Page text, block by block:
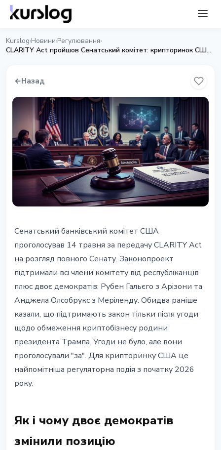
Kurslog›Новини›Регулювання›
CLARITY Act пройшов Сенатський комітет: крипторинок США чекає на легалізацію
←Назад
CLARITY Act пройшов
Сенатський комітет: крипторинок
США чекає на легалізацію
15 травня 2026 р.3 хв читання
Наталія Дорофєєва
Сенатський банківський комітет США
проголосував 14 травня за передачу CLARITY Act
на розгляд повного Сенату. Законопроект
підтримали всі члени комітету від республіканців
плюс двоє демократів: Рубен Гальєго з Арізони та
Анджела Олсобрукс з Меріленду. Обидва раніше
казали, що підтримають закон тільки після угоди
щодо обмеження криптобізнесу родини
президента Трампа. Угоди не було, але вони
проголосували "за". Для крипторинку США це
найпомітніша регуляторна подія з початку 2026
року.
Як і чому двоє демократів
змінили позицію